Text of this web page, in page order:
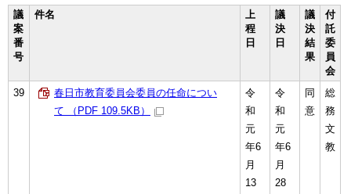
議
案
番
号
件名
上
程
日
議
決
日
議
決
結
果
付
託
委
員
会
39
春日市教育委員会委員の任命につい
て （PDF 109.5KB）
令
和
元
年6
月
13
令
和
元
年6
月
28
同
意
総
務
文
教